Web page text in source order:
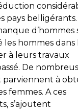
pays
d’hommes
hommes dans
à leurs travaux
De
parviennent à
femmes. A ces
s’ajoutent